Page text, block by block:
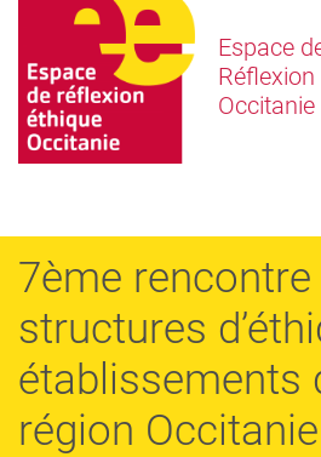
Espace
Occitanie
7ème rencontre
structures
établissements
région Occitanie